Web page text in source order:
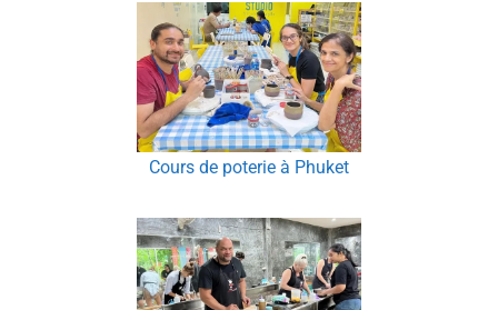
Cours de poterie à Phuket